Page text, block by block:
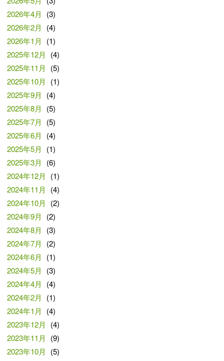
2026年4月
(3)
2026年2月
(4)
2026年1月
(1)
2025年12月
(4)
2025年11月
(5)
2025年10月
(1)
2025年9月
(4)
2025年8月
(5)
2025年7月
(5)
2025年6月
(4)
2025年5月
(1)
2025年3月
(6)
2024年12月
(1)
2024年11月
(4)
2024年10月
(2)
2024年9月
(2)
2024年8月
(3)
2024年7月
(2)
2024年6月
(1)
2024年5月
(3)
2024年4月
(4)
2024年2月
(1)
2024年1月
(4)
2023年12月
(4)
2023年11月
(9)
2023年10月
(5)